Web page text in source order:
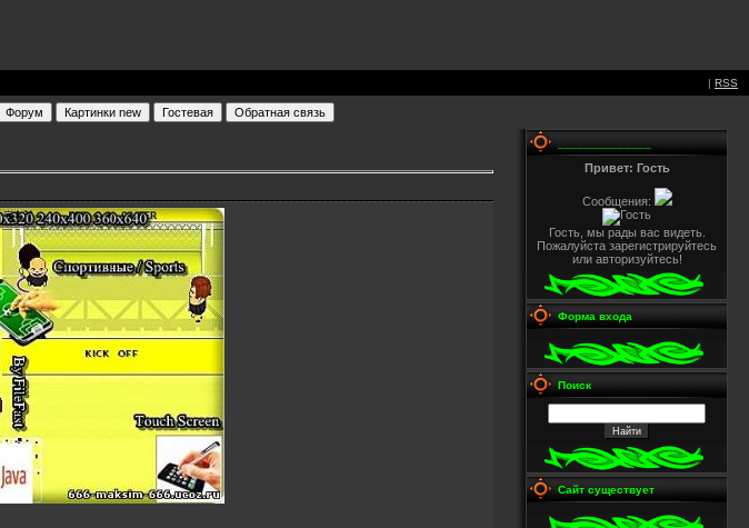
| RSS
Привет: Гость
Сообщения:
Гость, мы рады вас видеть.
Пожалуйста зарегистрируйтесь
или авторизуйтесь!
Форма входа
Поиск
Сайт существует